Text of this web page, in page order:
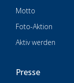
Motto
Foto-Aktion
Aktiv werden
Presse